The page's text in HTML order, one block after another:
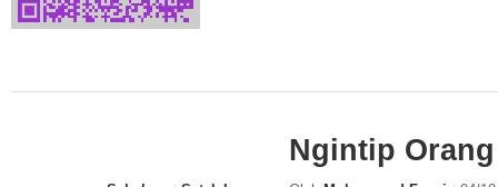
Ngintip